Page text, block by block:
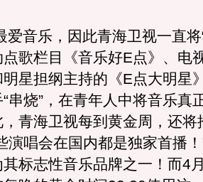
乐，因此青海卫视一直将
歌栏目《音乐好E点》、电
明星担纲主持的《E点大明星
串烧”，在青年人中将音乐真
青海卫视每到黄金周，还将
演唱会在国内都是独家首播
标志性音乐品牌之一！而4